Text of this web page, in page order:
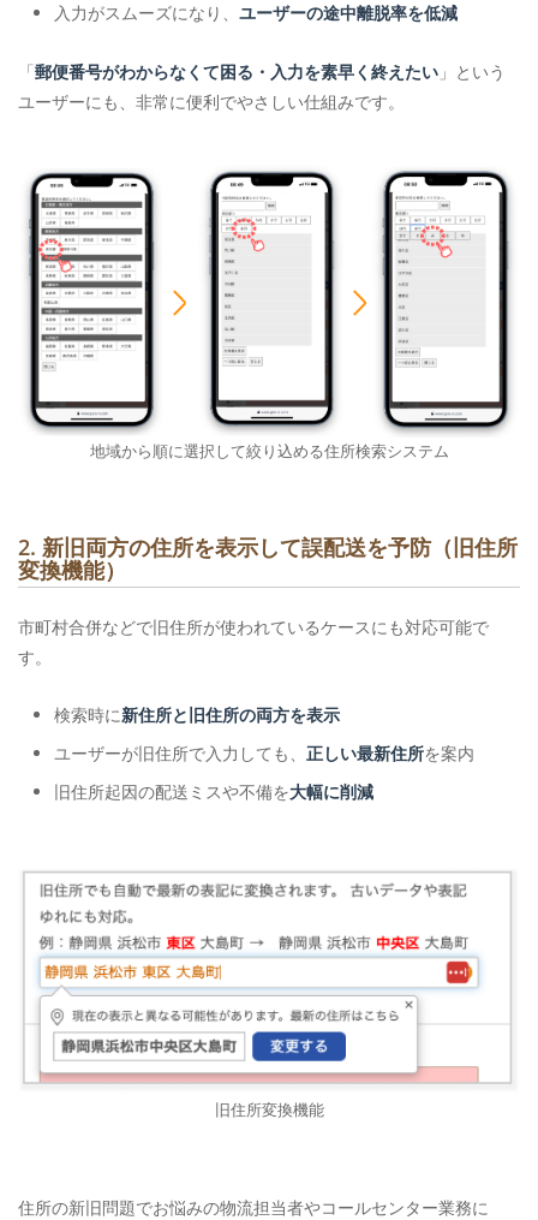
入力がスムーズになり、 ユーザーの途中離脱率を低減
「郵便番号がわからなくて困る・入力を素早く終えたい 」という
ユーザーにも、非常に便利でやさしい仕組みです。
地域から順に選択して絞り込める住所検索システム
2. 新旧両方の住所を表示して誤配送を予防（旧住所
変換機能）
市町村合併などで旧住所が使われているケースにも対応可能で
す。
検索時に新住所と旧住所の両方を表示
ユーザーが旧住所で入力しても、 正しい最新住所を案内
旧住所起因の配送ミスや不備を大幅に削減
旧住所変換機能
住所の新旧問題でお悩みの物流担当者やコールセンター業務に